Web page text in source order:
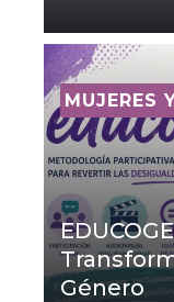
MUJERES
Género